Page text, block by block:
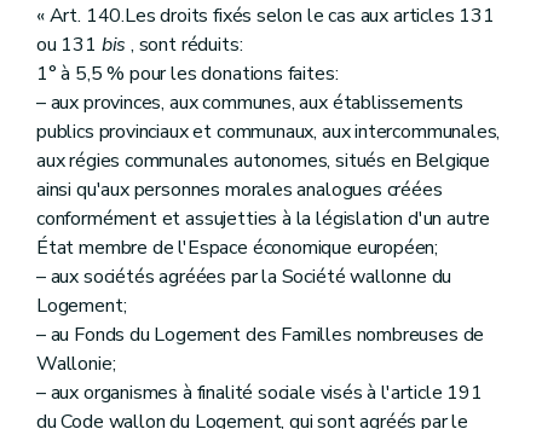
« Art. 140.Les droits fixés selon le cas aux articles 131
ou 131 bis , sont réduits:
1° à 5,5 % pour les donations faites:
– aux provinces, aux communes, aux établissements
publics provinciaux et communaux, aux intercommunales,
aux régies communales autonomes, situés en Belgique
ainsi qu'aux personnes morales analogues créées
conformément et assujetties à la législation d'un autre
État membre de l'Espace économique européen;
– aux sociétés agréées par la Société wallonne du
Logement;
– au Fonds du Logement des Familles nombreuses de
Wallonie;
– aux organismes à finalité sociale visés à l'article 191
du Code wallon du Logement, qui sont agréés par le